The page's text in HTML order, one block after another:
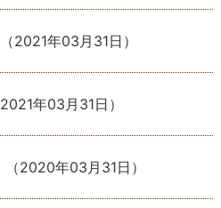
（2021年03月31日 ）
2021年03月31日 ）
（2020年03月31日 ）